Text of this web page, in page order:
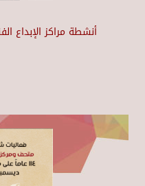
أنشطة مراكز الإبداع